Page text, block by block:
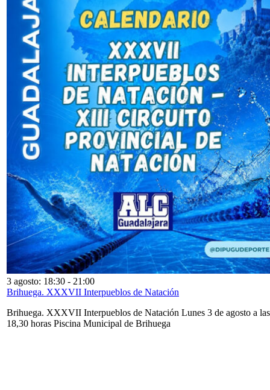
3 agosto: 18:30 - 21:00
Brihuega. XXXVII Interpueblos de Natación
Brihuega. XXXVII Interpueblos de Natación Lunes 3 de agosto a las
18,30 horas Piscina Municipal de Brihuega